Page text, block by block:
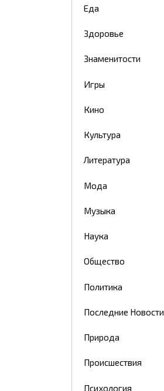
Еда
Здоровье
Знаменитости
Игры
Кино
Культура
Литература
Мода
Музыка
Наука
Общество
Политика
Последние Новости
Природа
Происшествия
Психология